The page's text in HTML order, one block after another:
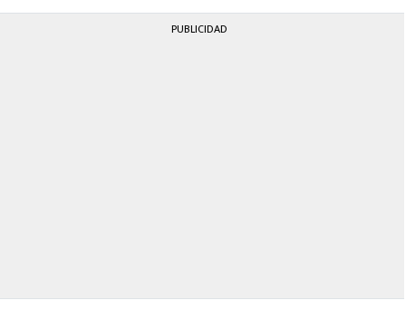
PUBLICIDAD